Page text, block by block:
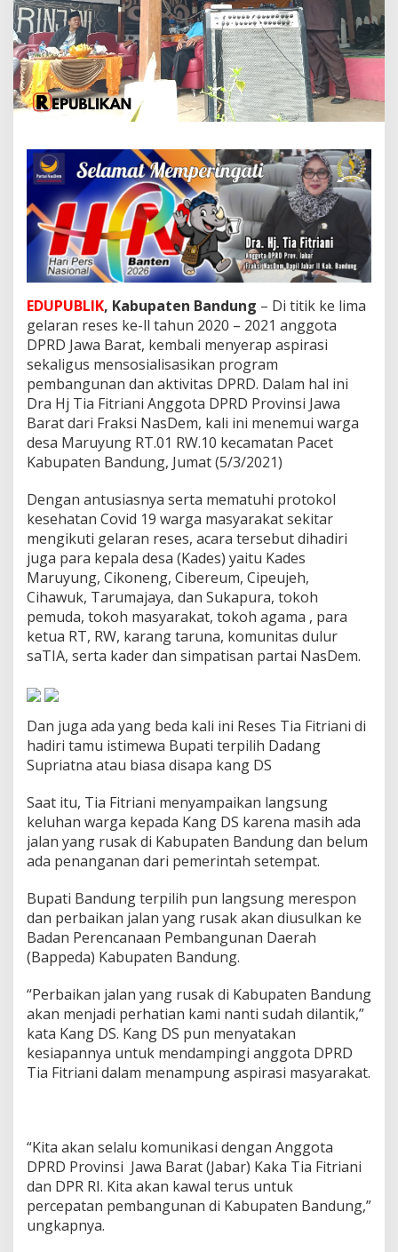
a
D
P
R
D
J
a
b
r
G
e
l
a
R
e
s
s
B
e
r
s
a
m
a
K
a
n
D
S
B
p
a
t
i
T
e
r
i
h
d
i
a
r
u
y
u
g
EDUPUBLIK, Kabupaten Bandung – Di titik ke lima
gelaran reses ke-ll tahun 2020 – 2021 anggota
DPRD Jawa Barat, kembali menyerap aspirasi
sekaligus mensosialisasikan program
pembangunan dan aktivitas DPRD. Dalam hal ini
Dra Hj Tia Fitriani Anggota DPRD Provinsi Jawa
Barat dari Fraksi NasDem, kali ini menemui warga
desa Maruyung RT.01 RW.10 kecamatan Pacet
Kabupaten Bandung, Jumat (5/3/2021)
Dengan antusiasnya serta mematuhi protokol
kesehatan Covid 19 warga masyarakat sekitar
mengikuti gelaran reses, acara tersebut dihadiri
juga para kepala desa (Kades) yaitu Kades
Maruyung, Cikoneng, Cibereum, Cipeujeh,
Cihawuk, Tarumajaya, dan Sukapura, tokoh
pemuda, tokoh masyarakat, tokoh agama , para
ketua RT, RW, karang taruna, komunitas dulur
saTIA, serta kader dan simpatisan partai NasDem.
Dan juga ada yang beda kali ini Reses Tia Fitriani di
hadiri tamu istimewa Bupati terpilih Dadang
Supriatna atau biasa disapa kang DS
Saat itu, Tia Fitriani menyampaikan langsung
keluhan warga kepada Kang DS karena masih ada
jalan yang rusak di Kabupaten Bandung dan belum
ada penanganan dari pemerintah setempat.
Bupati Bandung terpilih pun langsung merespon
dan perbaikan jalan yang rusak akan diusulkan ke
Badan Perencanaan Pembangunan Daerah
(Bappeda) Kabupaten Bandung.
“Perbaikan jalan yang rusak di Kabupaten Bandung
akan menjadi perhatian kami nanti sudah dilantik,”
kata Kang DS. Kang DS pun menyatakan
kesiapannya untuk mendampingi anggota DPRD
Tia Fitriani dalam menampung aspirasi masyarakat.
“Kita akan selalu komunikasi dengan Anggota
DPRD Provinsi Jawa Barat (Jabar) Kaka Tia Fitriani
dan DPR RI. Kita akan kawal terus untuk
percepatan pembangunan di Kabupaten Bandung,”
ungkapnya.